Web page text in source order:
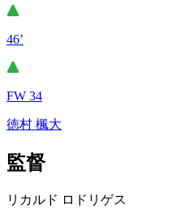
46’
FW 34
徳村 楓大
監督
リカルド ロドリゲス